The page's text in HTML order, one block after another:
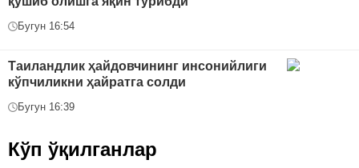
Бугун 16:54
Таиландлик ҳайдовчининг инсонийлиги
кўпчиликни ҳайратга солди
Бугун 16:39
Кўп ўқилганлар